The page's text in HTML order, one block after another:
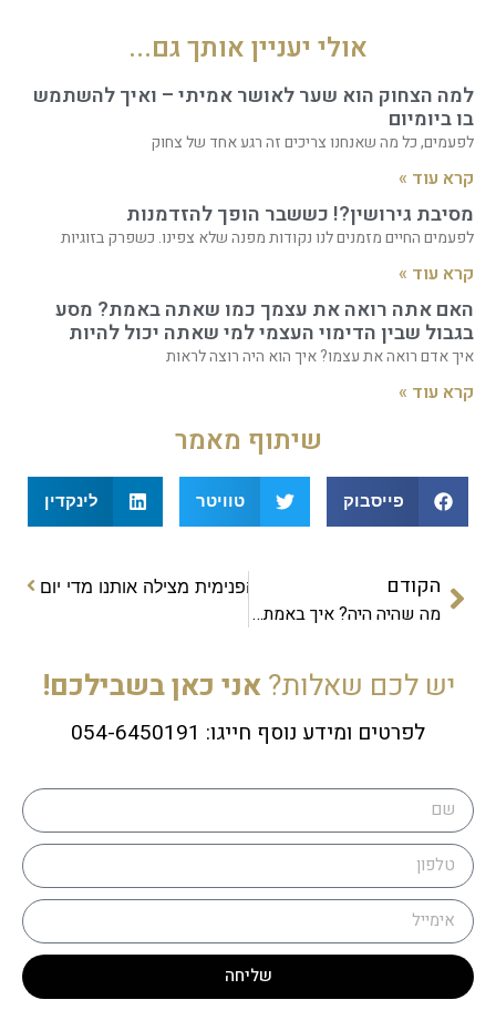
אולי יעניין אותך גם...
למה הצחוק הוא שער לאושר אמיתי – ואיך להשתמש
בו ביומיום
לפעמים, כל מה שאנחנו צריכים זה רגע אחד של צחוק
קרא עוד »
מסיבת גירושין?! כששבר הופך להזדמנות
לפעמים החיים מזמנים לנו נקודות מפנה שלא צפינו. כשפרק בזוגיות
קרא עוד »
האם אתה רואה את עצמך כמו שאתה באמת? מסע
בגבול שבין הדימוי העצמי למי שאתה יכול להיות
איך אדם רואה את עצמו? איך הוא היה רוצה לראות
קרא עוד »
שיתוף מאמר
פייסבוק טוויטר לינקדין
הקודם
מה שהיה היה? איך באמת משחררים ומתחילים מחדש
חביבי תצחק – איך השמחה הפנימית מצילה אותנו מדי יום
יש לכם שאלות?אני כאן בשבילכם!
לפרטים ומידע נוסף חייגו: 054-6450191
שליחה